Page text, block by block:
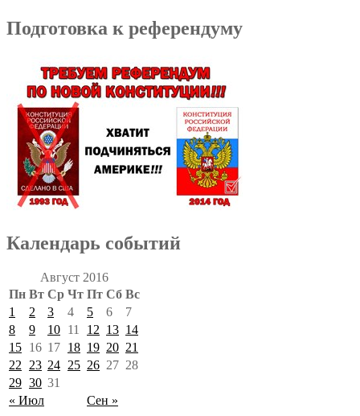
Подготовка к референдуму
Календарь событий
Август 2016
Пн Вт Ср Чт Пт Сб Вс
« Июл Сен »
1 2 3 4 5 6
7
8
9 10 11 12 13 14
15 16 17 18 19 20 21
22
23 24 25 26 27 28
29 30 31